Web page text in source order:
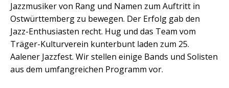
Jazzmusiker von Rang und Namen zum Auftritt in
Ostwürttemberg zu bewegen. Der Erfolg gab den
Jazz-Enthusiasten recht. Hug und das Team vom
Träger-Kulturverein kunterbunt laden zum 25.
Aalener Jazzfest. Wir stellen einige Bands und Solisten
aus dem umfangreichen Programm vor.